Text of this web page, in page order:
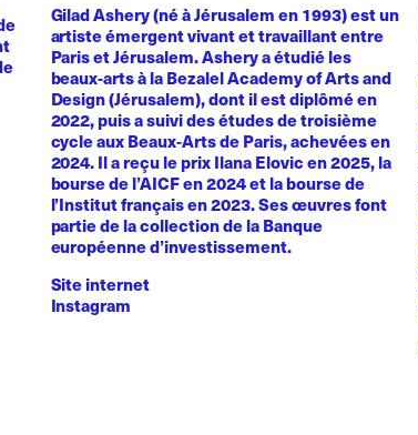
Gilad Ashery (né à Jérusalem en 1993) est un
artiste émergent vivant et travaillant entre
Paris et Jérusalem. Ashery a étudié les
beaux-arts à la Bezalel Academy of Arts and
Design (Jérusalem), dont il est diplômé en
2022, puis a suivi des études de troisième
cycle aux Beaux-Arts de Paris, achevées en
2024. Il a reçu le prix Ilana Elovic en 2025, la
bourse de l’AICF en 2024 et la bourse de
l’Institut français en 2023. Ses œuvres font
partie de la collection de la Banque
européenne d’investissement.
Site internet
Instagram